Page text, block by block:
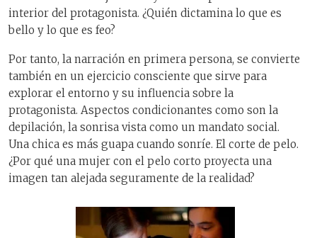
interior del protagonista. ¿Quién dictamina lo que es
bello y lo que es feo?
Por tanto, la narración en primera persona, se convierte
también en un ejercicio consciente que sirve para
explorar el entorno y su influencia sobre la
protagonista. Aspectos condicionantes como son la
depilación, la sonrisa vista como un mandato social.
Una chica es más guapa cuando sonríe. El corte de pelo.
¿Por qué una mujer con el pelo corto proyecta una
imagen tan alejada seguramente de la realidad?